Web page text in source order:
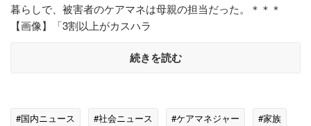
暮らしで、被害者のケアマネは母親の担当だった。＊＊＊
【画像】「3割以上がカスハラ
続きを読む
#国内ニュース #社会ニュース #ケアマネジャー
#家族